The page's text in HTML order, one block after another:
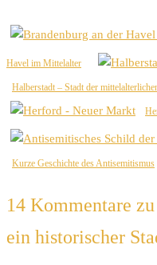
Havel im Mittelalter
Halberstadt – Stadt der
Kurze Geschichte des Antisemitismus
14 Kommentare zu
ein historischer